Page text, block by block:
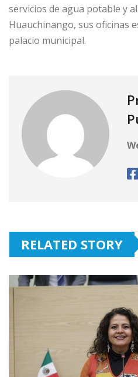
servicios de agua potable y
Huauchinango, sus oficinas
palacio municipal.
RELATED STORY